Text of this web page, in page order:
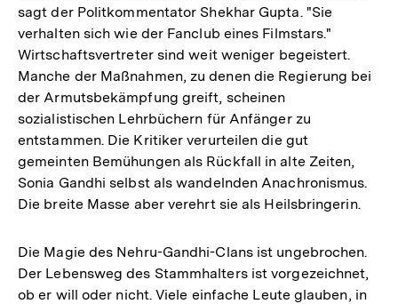
sagt der Politkommentator Shekhar Gupta. "Sie
verhalten sich wie der Fanclub eines Filmstars."
Wirtschaftsvertreter sind weit weniger begeistert.
Manche der Maßnahmen, zu denen die Regierung bei
der Armutsbekämpfung greift, scheinen
sozialistischen Lehrbüchern für Anfänger zu
entstammen. Die Kritiker verurteilen die gut
gemeinten Bemühungen als Rückfall in alte Zeiten,
Sonia Gandhi selbst als wandelnden Anachronismus.
Die breite Masse aber verehrt sie als Heilsbringerin.
Die Magie des Nehru-Gandhi-Clans ist ungebrochen.
Der Lebensweg des Stammhalters ist vorgezeichnet,
ob er will oder nicht. Viele einfache Leute glauben, in